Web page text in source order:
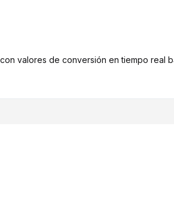
valores de conversión en tiempo real